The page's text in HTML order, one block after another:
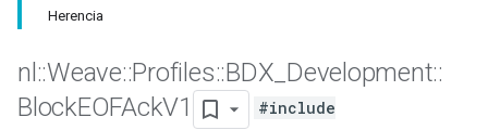
Herencia
nl ::Weave::Profiles::BDX Development::
BlockEOFAckV1
#include